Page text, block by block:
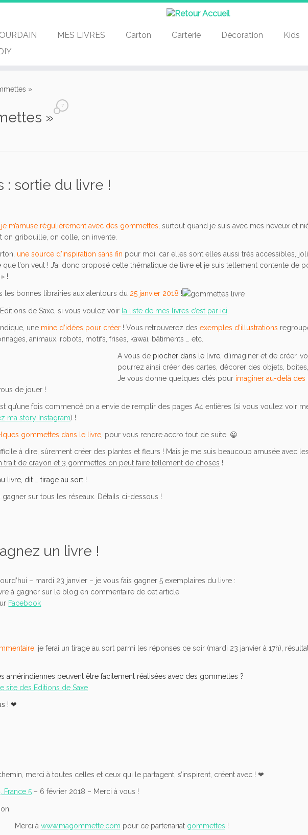
MES LIVRES Carton Carterie Décoration Kids
»
»
7
: sortie du livre !
je m’amuse régulièrement avec des gommettes , surtout quand je suis avec mes neveux et
on gribouille, on colle, on invente.
une source d’inspiration sans fin pour moi, car elles sont elles aussi très accessibles,
l’on veut ! J’ai donc proposé cette thématique de livre et je suis tellement contente de
!
les bonnes librairies aux alentours du 25 janvier 2018 !
de Saxe, si vous voulez voir la liste de mes livres c’est par ici.
une mine d’idées pour créer ! Vous retrouverez des exemples d’illustrations
animaux, robots, motifs, frises, kawaï, bâtiments … etc.
A vous de piocher dans le livre, d’imaginer et de créer,
pourrez ainsi créer des cartes, décorer des objets,
Je vous donne quelques clés pour imaginer au-delà des
de jouer !
qu’une fois commencé on a envie de remplir des pages A4 entières (si vous voulez voir
ma story Instagram) !
gommettes dans le livre, pour vous rendre accro tout de suite. 😀
à dire, sûrement créer des plantes et fleurs ! Mais je me suis beaucoup amusée avec
trait de crayon et 3 gommettes on peut faire tellement de choses !
livre, dit … tirage au sort !
sur tous les réseaux. Détails ci-dessous !
un livre !
– mardi 23 janvier – je vous fais gagner 5 exemplaires du livre :
à gagner sur le blog en commentaire de cet article
Facebook
, je ferai un tirage au sort parmi les réponses ce soir (mardi 23 janvier à 17h),
amérindiennes peuvent être facilement réalisées avec des gommettes ?
site des Editions de Saxe
! ❤︎
merci à toutes celles et ceux qui le partagent, s’inspirent, créent avec ! ❤︎
France 5 – 6 février 2018 – Merci à vous !
Merci à www.magommette.com pour ce partenariat gommettes !